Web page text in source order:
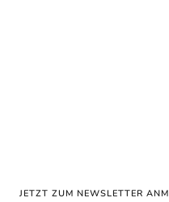
JETZT ZUM NEWSLETTER